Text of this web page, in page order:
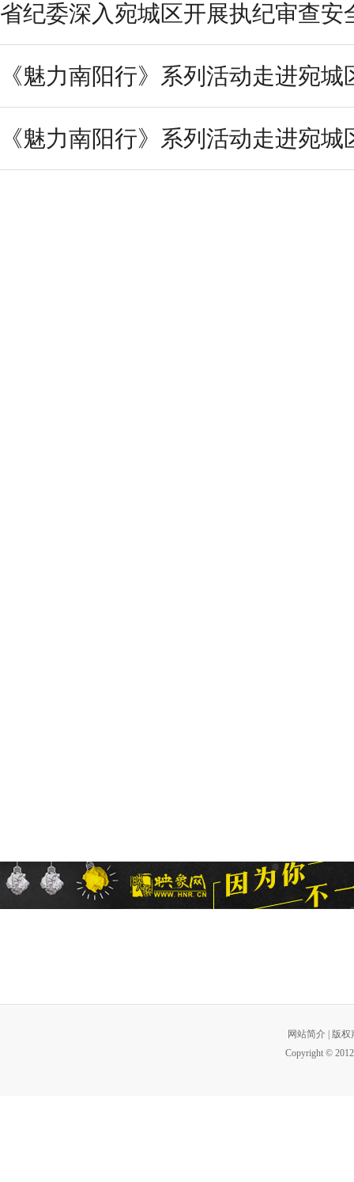
省纪委深入宛城区开展执纪审查安
《魅力南阳行》系列活动走进宛
《魅力南阳行》系列活动走进宛
网站简介
版权
Copyright ©